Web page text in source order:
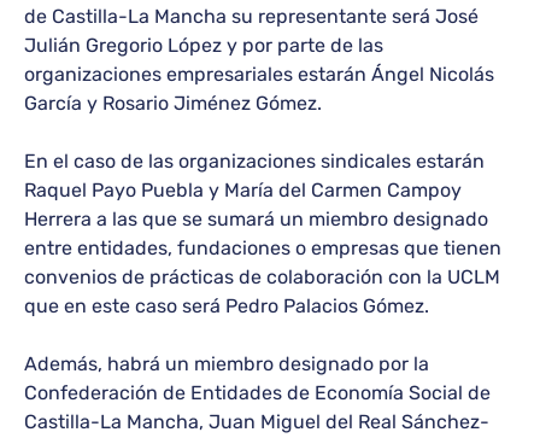
de Castilla-La Mancha su representante será José
Julián Gregorio López y por parte de las
organizaciones empresariales estarán Ángel Nicolás
García y Rosario Jiménez Gómez.
En el caso de las organizaciones sindicales estarán
Raquel Payo Puebla y María del Carmen Campoy
Herrera a las que se sumará un miembro designado
entre entidades, fundaciones o empresas que tienen
convenios de prácticas de colaboración con la UCLM
que en este caso será Pedro Palacios Gómez.
Además, habrá un miembro designado por la
Confederación de Entidades de Economía Social de
Castilla-La Mancha, Juan Miguel del Real Sánchez-